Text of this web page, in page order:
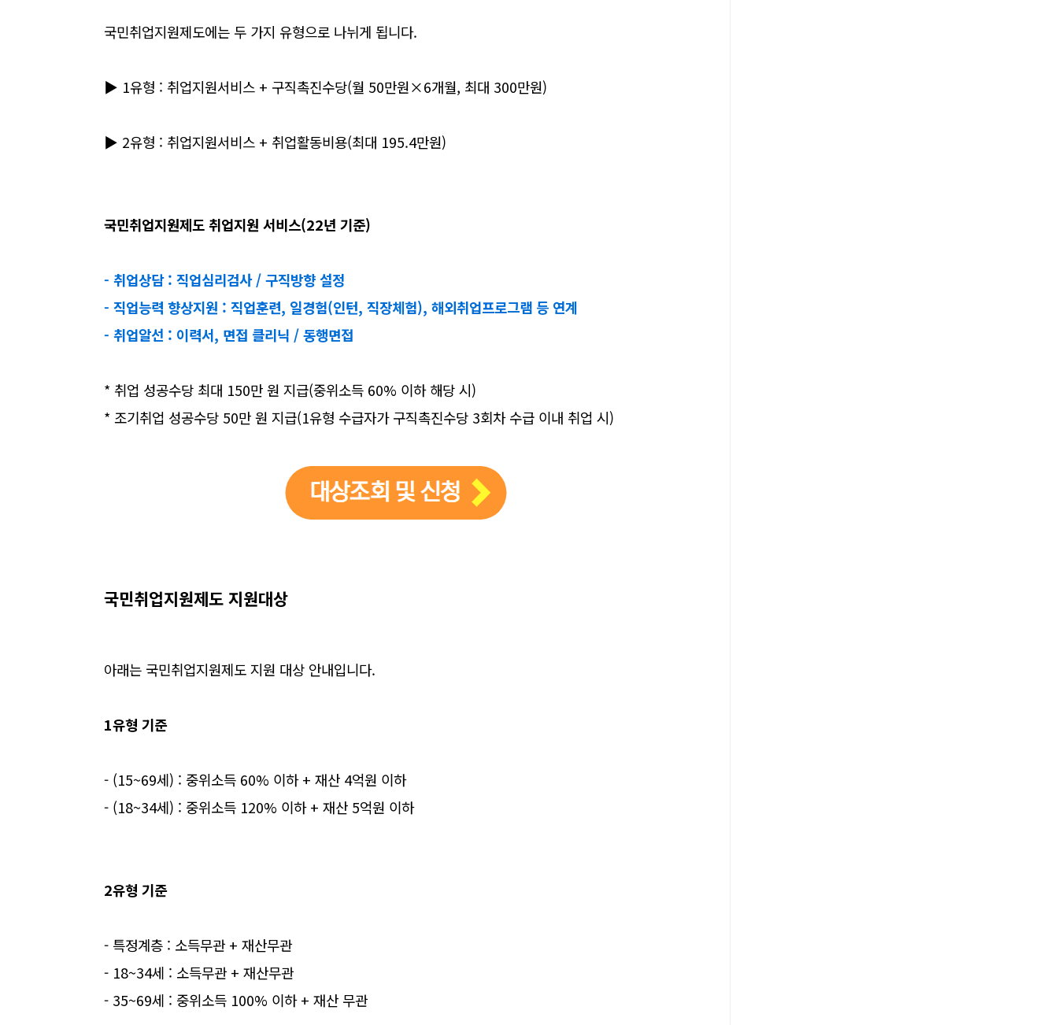
국민취업지원제도에는 두 가지 유형으로 나뉘게 됩니다.
▶ 1유형 : 취업지원서비스 + 구직촉진수당(월 50만원×6개월, 최대 300만원)
▶ 2유형 : 취업지원서비스 + 취업활동비용(최대 195.4만원)
국민취업지원제도 취업지원 서비스(22년 기준)
- 취업상담 : 직업심리검사 / 구직방향 설정
- 직업능력 향상지원 : 직업훈련, 일경험(인턴, 직장체험), 해외취업프로그램 등 연계
- 취업알선 : 이력서, 면접 클리닉 / 동행면접
* 취업 성공수당 최대 150만 원 지급(중위소득 60% 이하 해당 시)
* 조기취업 성공수당 50만 원 지급(1유형 수급자가 구직촉진수당 3회차 수급 이내 취업 시)
국민취업지원제도 지원대상
아래는 국민취업지원제도 지원 대상 안내입니다.
1유형 기준
- (15~69세) : 중위소득 60% 이하 + 재산 4억원 이하
- (18~34세) : 중위소득 120% 이하 + 재산 5억원 이하
2유형 기준
- 특정계층 : 소득무관 + 재산무관
- 18~34세 : 소득무관 + 재산무관
- 35~69세 : 중위소득 100% 이하 + 재산 무관